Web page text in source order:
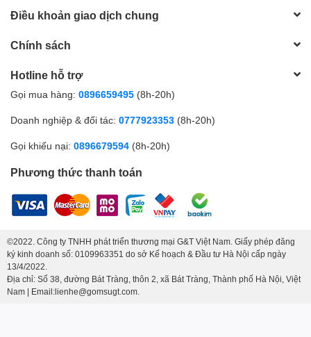
Điều khoản giao dịch chung
Chính sách
Hotline hỗ trợ
Gọi mua hàng: 0896659495 (8h-20h)
Doanh nghiệp & đối tác: 0777923353 (8h-20h)
Gọi khiếu nại: 0896679594 (8h-20h)
Phương thức thanh toán
©2022. Công ty TNHH phát triển thương mại G&T Việt Nam. Giấy phép đăng
ký kinh doanh số: 0109963351 do sở Kế hoạch & Đầu tư Hà Nội cấp ngày
13/4/2022.
Địa chỉ: Số 38, đường Bát Tràng, thôn 2, xã Bát Tràng, Thành phố Hà Nội, Việt
Nam | Email:lienhe@gomsugt.com.